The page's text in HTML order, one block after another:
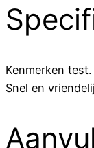
Kenmerken test.
Snel en